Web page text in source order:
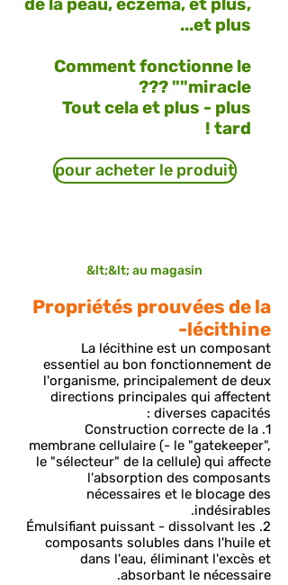
de la peau, eczéma, et plus,
et plus...
Comment fonctionne le
"miracle" ???
Tout cela et plus - plus
tard !
pour acheter le produit
&lt;&lt; au magasin
Propriétés prouvées de la
lécithine-
La lécithine est un composant
essentiel au bon fonctionnement de
l'organisme, principalement de deux
directions principales qui affectent
diverses capacités :
1. Construction correcte de la
membrane cellulaire (- le "gatekeeper",
le "sélecteur" de la cellule) qui affecte
l'absorption des composants
nécessaires et le blocage des
indésirables.
2. Émulsifiant puissant - dissolvant les
composants solubles dans l'huile et
dans l'eau, éliminant l'excès et
absorbant le nécessaire.